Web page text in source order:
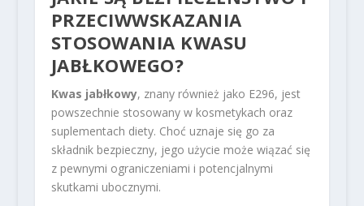
PRZECIWWSKAZANIA
STOSOWANIA KWASU
JABŁKOWEGO?
Kwas jabłkowy, znany również jako E296, jest
powszechnie stosowany w kosmetykach oraz
suplementach diety. Choć uznaje się go za
składnik bezpieczny, jego użycie może wiązać się
z pewnymi ograniczeniami i potencjalnymi
skutkami ubocznymi.